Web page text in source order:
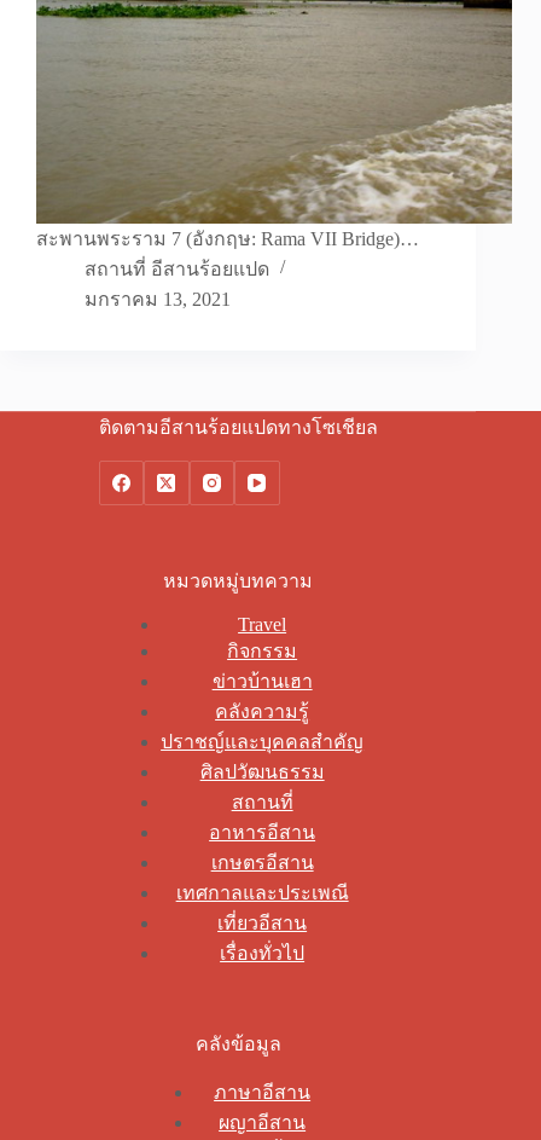
สะพานพระราม 7 (อังกฤษ: Rama VII Bridge)…
สถานที่ อีสานร้อยแปด
มกราคม 13, 2021
ติดตามอีสานร้อยแปดทางโซเชียล
หมวดหมู่บทความ
Travel
กิจกรรม
ข่าวบ้านเฮา
คลังความรู้
ปราชญ์และบุคคลสำคัญ
ศิลปวัฒนธรรม
สถานที่
อาหารอีสาน
เกษตรอีสาน
เทศกาลและประเพณี
เที่ยวอีสาน
เรื่องทั่วไป
คลังข้อมูล
ภาษาอีสาน
ผญาอีสาน